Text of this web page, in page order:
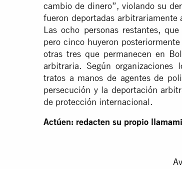
cambio de dinero”, violando su
fueron deportadas
Las ocho personas restantes,
pero cinco huyeron
otras tres que permanecen en
arbitraria. Según
tratos a manos de agentes de
persecución y la deportación
de protección internacional.
Actúen: redacten su propio